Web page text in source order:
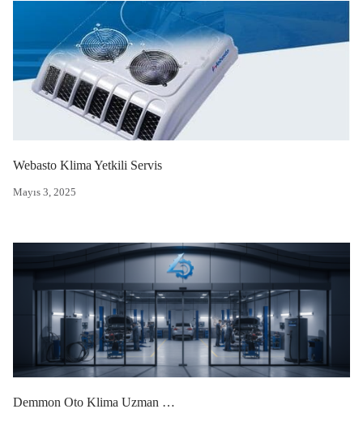
Mayıs 3, 2025
Webasto Klima Yetkili Servis
Demmon Oto Klima Uzman Servisi